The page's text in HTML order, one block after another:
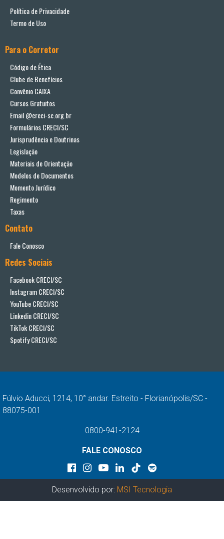
Política de Privacidade
Termo de Uso
Para o Corretor
Código de Ética
Clube de Benefícios
Convênio CAIXA
Cursos Gratuitos
Email @creci-sc.org.br
Formulários CRECI/SC
Jurisprudência e Doutrinas
Legislação
Materiais de Orientação
Modelos de Documentos
Momento Jurídico
Regimento
Taxas
Contato
Fale Conosco
Redes Sociais
Facebook CRECI/SC
Instagram CRECI/SC
YouTube CRECI/SC
Linkedin CRECI/SC
TikTok CRECI/SC
Spotify CRECI/SC
Fúlvio Aducci, 1214, 10° andar. Estreito - Florianópolis/SC -
88075-001
0800-941-2124
FALE CONOSCO
Desenvolvido por: MSI Tecnologia